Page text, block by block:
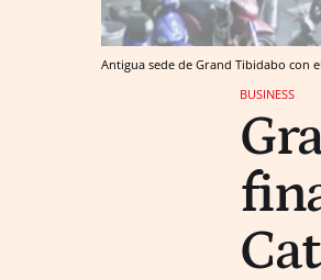
Antigua sede de Grand Tibidabo con
BUSINESS